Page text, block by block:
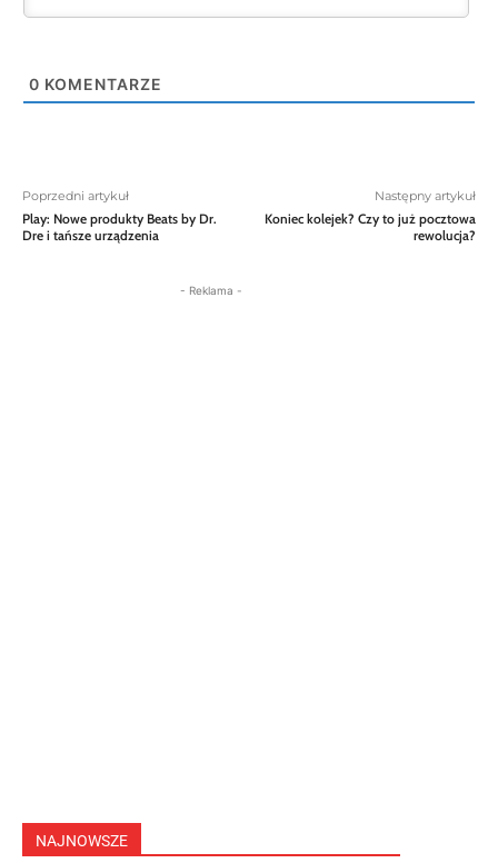
0 KOMENTARZE
Poprzedni artykuł
Play: Nowe produkty Beats by Dr.
Dre i tańsze urządzenia
Następny artykuł
Koniec kolejek? Czy to już pocztowa
rewolucja?
- Reklama -
NAJNOWSZE